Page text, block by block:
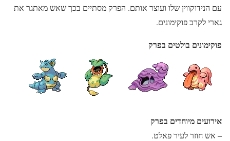
עם הנידוקווין שלו ועוצר אותם. הפרק מסתיים בכך שאש מאתגר את
גארי לקרב פוקימונים.
פוקימונים בולטים בפרק
אירועים מיוחדים בפרק
– אש חוזר לעיר פאלט.